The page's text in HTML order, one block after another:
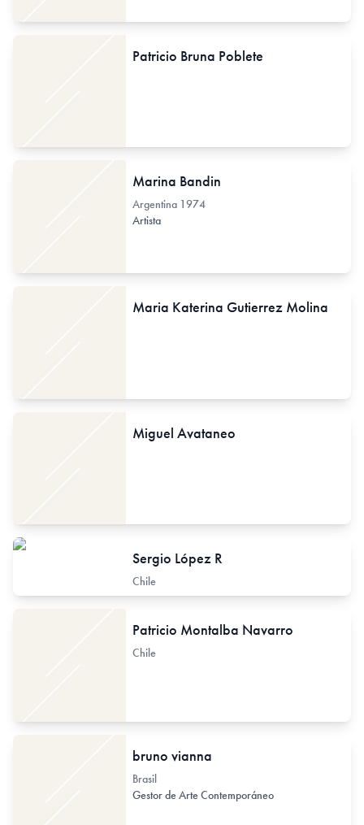
Patricio Bruna Poblete
Marina Bandin
Argentina 1974
Artista
Maria Katerina Gutierrez Molina
Miguel Avataneo
Sergio López R
Chile
Patricio Montalba Navarro
Chile
bruno vianna
Brasil
Gestor de Arte Contemporáneo